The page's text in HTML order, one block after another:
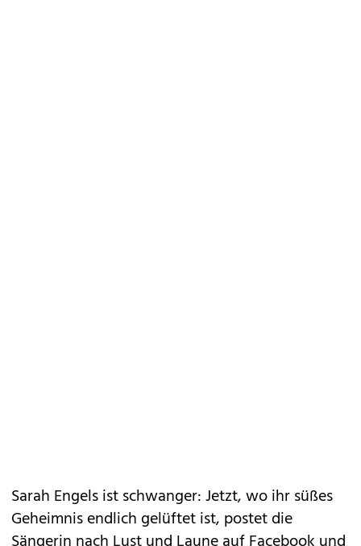
Sarah Engelsist schwanger: Jetzt, wo ihr süßes
Geheimnis endlich gelüftet ist, postet die